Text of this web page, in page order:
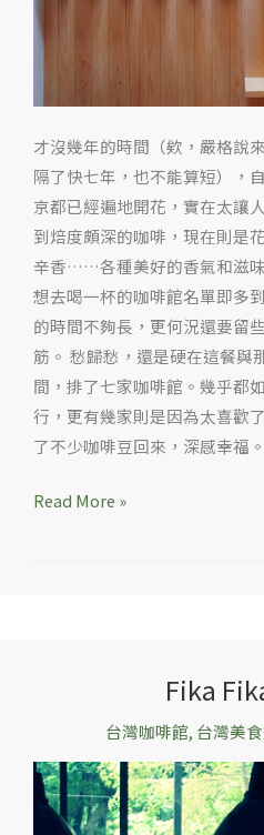
才沒幾年的時間（欸，嚴格說
隔了快七年，也不能算短），
京都已經遍地開花，實在太讓
到焙度頗深的咖啡，現在則是
辛香……各種美好的香氣和滋
想去喝一杯的咖啡館名單即多
的時間不夠長，更何況還要留
筋。 愁歸愁，還是硬在這餐與
間，排了七家咖啡館。幾乎都
行，更有幾家則是因為太喜歡
了不少咖啡豆回來，深感幸福。
館，
各
各
Read More »
Fika
台灣咖啡館, 台灣美